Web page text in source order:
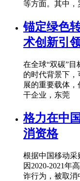
等方面。其中，
锚定绿色
术创新引
在全球“双碳”目
的时代背景下
展的重要载体
干企业，东莞
格力在中
消资格
根据中国移动采
因2020-2021年
诈行为，被取消